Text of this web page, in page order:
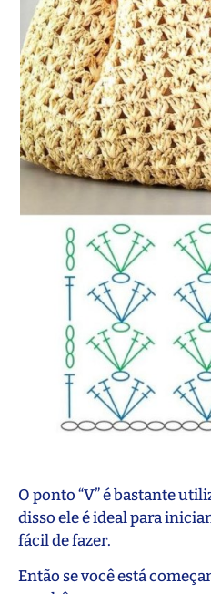
O ponto “V” é bastante
disso ele é ideal para
fácil de fazer.
Então se você está